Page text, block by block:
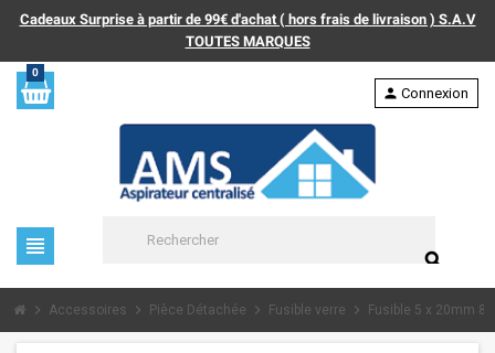
Cadeaux Surprise à partir de 99€ d'achat ( hors frais de livraison ) S.A.V
TOUTES MARQUES
0
view_headline
search
person Connexion
chevron_right Accessoires chevron_right Pièce Détachée chevron_right Fusible verre chevron_right Fusible 5 x 20mm 8A